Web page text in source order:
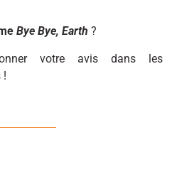
Bye Bye, Earth ?
votre avis dans les
!